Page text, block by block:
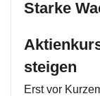
Starke
steigen
Erst vor